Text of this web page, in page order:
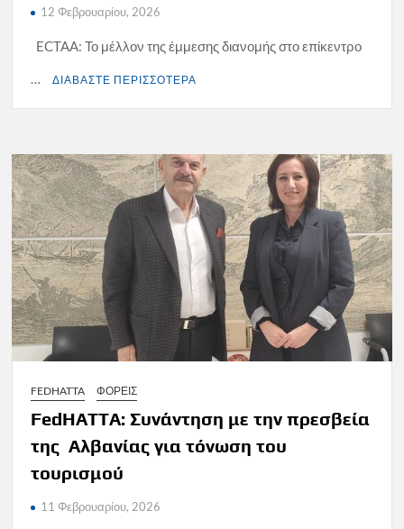
12 Φεβρουαρίου, 2026
ECTAA: Το μέλλον της έμμεσης διανομής στο επίκεντρο
…
ΔΙΑΒΑΣΤΕ ΠΕΡΙΣΣΟΤΕΡΑ
FEDHATTA ΦΟΡΕΙΣ
FedHATTA: Συνάντηση με την πρεσβεία
της Αλβανίας για τόνωση του
τουρισμού
11 Φεβρουαρίου, 2026